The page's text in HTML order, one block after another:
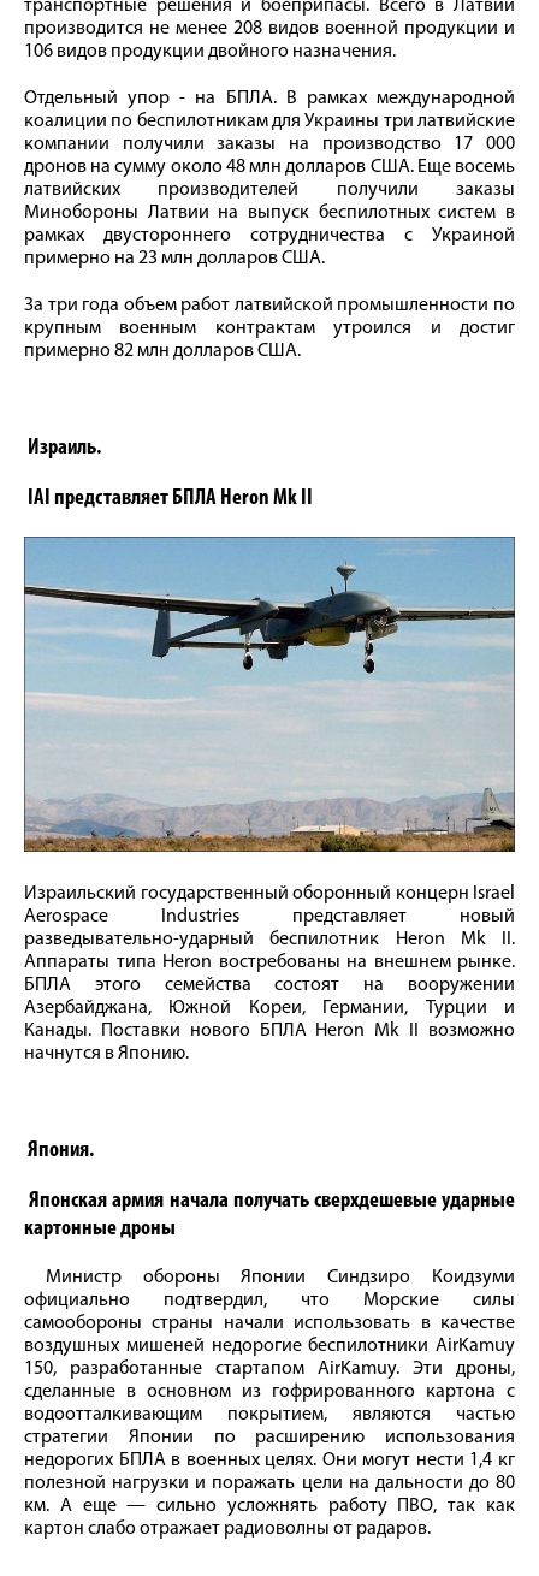
транспортные решения и боеприпасы. Всего в Латвии
производится не менее 208 видов военной продукции и
106 видов продукции двойного назначения.
Отдельный упор - на БПЛА. В рамках международной
коалиции по беспилотникам для Украины три латвийские
компании получили заказы на производство 17 000
дронов на сумму около 48 млн долларов США. Еще восемь
латвийских производителей получили заказы
Минобороны Латвии на выпуск беспилотных систем в
рамках двустороннего сотрудничества с Украиной
примерно на 23 млн долларов США.
За три года объем работ латвийской промышленности по
крупным военным контрактам утроился и достиг
примерно 82 млн долларов США.
Израиль.
IAI представляет БПЛА Heron Mk II
Израильский государственный оборонный концерн Israel
Aerospace Industries представляет новый
разведывательно-ударный беспилотник Heron Mk II.
Аппараты типа Heron востребованы на внешнем рынке.
БПЛА этого семейства состоят на вооружении
Азербайджана, Южной Кореи, Германии, Турции и
Канады. Поставки нового БПЛА Heron Mk II возможно
начнутся в Японию.
Япония.
Японская армия начала получать сверхдешевые ударные
картонные дроны
Министр обороны Японии Синдзиро Коидзуми
официально подтвердил, что Морские силы
самообороны страны начали использовать в качестве
воздушных мишеней недорогие беспилотники AirKamuy
150, разработанные стартапом AirKamuy. Эти дроны,
сделанные в основном из гофрированного картона с
водоотталкивающим покрытием, являются частью
стратегии Японии по расширению использования
недорогих БПЛА в военных целях. Они могут нести 1,4 кг
полезной нагрузки и поражать цели на дальности до 80
км. А еще — сильно усложнять работу ПВО, так как
картон слабо отражает радиоволны от радаров.